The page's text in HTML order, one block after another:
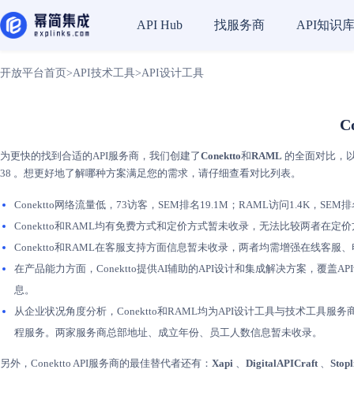
API Hub 找服务商 API知识库
开放平台首页 >API技术工具>API设计工具
为更快的找到合适的API服务商，我们创建了Conektto和RAML 的全面对比，
38 。想更好地了解哪种方案满足您的需求，请仔细查看对比列表。
Conektto网络流量低，73访客，SEM排名19.1M；RAML访问1.4K，SEM
Conektto和RAML均有免费方式和定价方式暂未收录，无法比较两者在定
Conektto和RAML在客服支持方面信息暂未收录，两者均需增强在线客服
在产品能力方面，Conektto提供AI辅助的API设计和集成解决方案，覆盖
息。
从企业状况角度分析，Conektto和RAML均为API设计工具与技术工具服
程服务。两家服务商总部地址、成立年份、员工人数信息暂未收录。
另外，Conektto API服务商的最佳替代者还有： Xapi 、 DigitalAPICraft 、